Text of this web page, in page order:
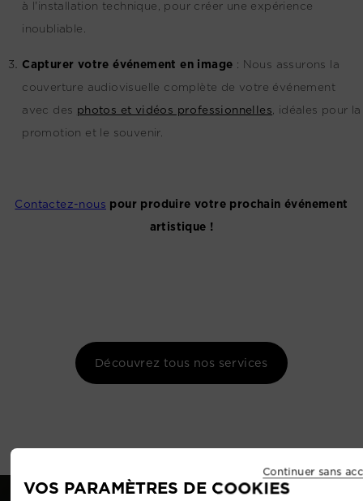
à l'installation technique, pour créer une expérience
inoubliable.
Capturer votre événement en image : Nous assurons la
couverture audiovisuelle complète de votre événement
avec des photos et vidéos professionnelles, idéales pour la
promotion et le souvenir.
Contactez-nous pour produire votre prochain événement
artistique !
Découvrez tous nos services
VOS PARAMÈTRES DE COOKIES
Continuer sans